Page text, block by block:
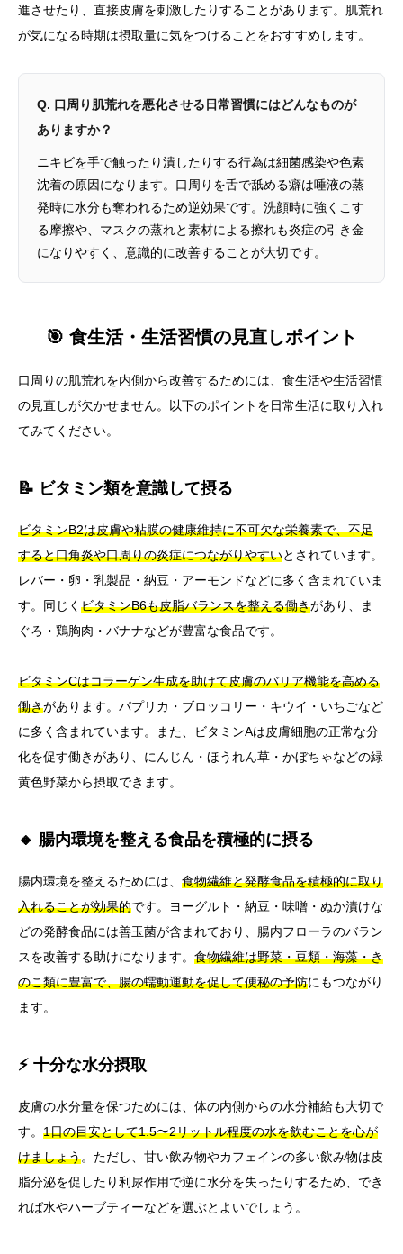
進させたり、直接皮膚を刺激したりすることがあります。肌荒れ
が気になる時期は摂取量に気をつけることをおすすめします。
Q. 口周り肌荒れを悪化させる日常習慣にはどんなものが
ありますか？
ニキビを手で触ったり潰したりする行為は細菌感染や色素
沈着の原因になります。口周りを舌で舐める癖は唾液の蒸
発時に水分も奪われるため逆効果です。洗顔時に強くこす
る摩擦や、マスクの蒸れと素材による擦れも炎症の引き金
になりやすく、意識的に改善することが大切です。
🎯 食生活・生活習慣の見直しポイント
口周りの肌荒れを内側から改善するためには、食生活や生活習慣
の見直しが欠かせません。以下のポイントを日常生活に取り入れ
てみてください。
📝 ビタミン類を意識して摂る
ビタミンB2は皮膚や粘膜の健康維持に不可欠な栄養素で、不足
すると口角炎や口周りの炎症につながりやすいとされています。
レバー・卵・乳製品・納豆・アーモンドなどに多く含まれていま
す。同じく ビタミンB6も皮脂バランスを整える働きがあり、ま
ぐろ・鶏胸肉・バナナなどが豊富な食品です。
ビタミンCはコラーゲン生成を助けて皮膚のバリア機能を高める
働きがあります。パプリカ・ブロッコリー・キウイ・いちごなど
に多く含まれています。また、ビタミンAは皮膚細胞の正常な分
化を促す働きがあり、にんじん・ほうれん草・かぼちゃなどの緑
黄色野菜から摂取できます。
🔸 腸内環境を整える食品を積極的に摂る
腸内環境を整えるためには、 食物繊維と発酵食品を積極的に取り
入れることが効果的です。ヨーグルト・納豆・味噌・ぬか漬けな
どの発酵食品には善玉菌が含まれており、腸内フローラのバラン
スを改善する助けになります。 食物繊維は野菜・豆類・海藻・き
のこ類に豊富で、腸の蠕動運動を促して便秘の予防にもつながり
ます。
⚡ 十分な水分摂取
皮膚の水分量を保つためには、体の内側からの水分補給も大切で
す。 1日の目安として1.5〜2リットル程度の水を飲むことを心が
けましょう。ただし、甘い飲み物やカフェインの多い飲み物は皮
脂分泌を促したり利尿作用で逆に水分を失ったりするため、でき
れば水やハーブティーなどを選ぶとよいでしょう。